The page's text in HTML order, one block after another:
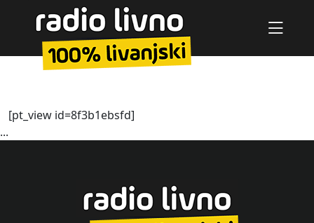
[pt_view id=8f3b1ebsfd]
...